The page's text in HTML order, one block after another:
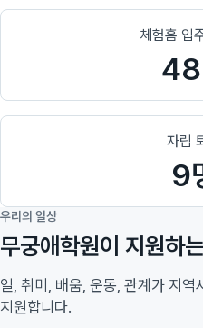
체험홈 입
48
자립
9
우리의 일상
무궁애학원이 지원하
일, 취미, 배움, 운동, 관계가 지역
지원합니다.